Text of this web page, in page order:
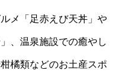
メ「足赤えび天丼」や
、温泉施設での癒やし
橘類などのお土産スポ